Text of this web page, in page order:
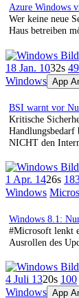
Azure Windows
Wer keine neue
Haus betreiben
18 Jan. 1032s 49
Windows App
BSI warnt vor
Kritische
Handlungsbedarf
NICHT den
1 Apr. 1426s
Windows
Windows 8.1:
#Microsoft lenkt
Ausrollen des
4 Juli 1320s 100
Windows App